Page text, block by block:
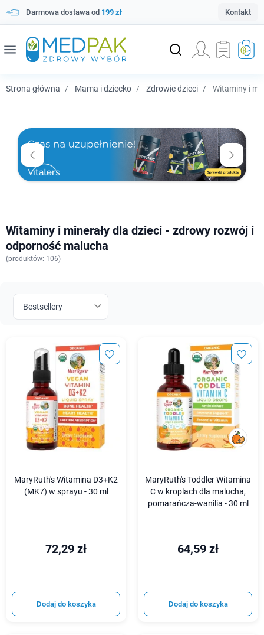
Darmowa dostawa od 199 zł Kontakt
menu
Strona główna Mama i dziecko Zdrowie dzieci Witaminy i
Witaminy i minerały dla dzieci - zdrowy rozwój i
odporność malucha
(produktów: 106)
MaryRuth's Witamina D3+K2
(MK7) w sprayu - 30 ml
72,29 zł
Dodaj do koszyka
MaryRuth's Toddler Witamina
C w kroplach dla malucha,
pomarańcza-wanilia - 30 ml
64,59 zł
Dodaj do koszyka